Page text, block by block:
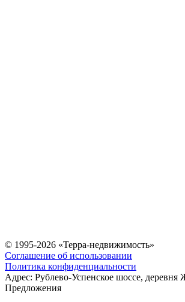
© 1995-2026 «Терра-недвижимость»
Соглашение об использовании
Политика конфиденциальности
Адрес: Рублево-Успенское шоссе, деревня
Предложения